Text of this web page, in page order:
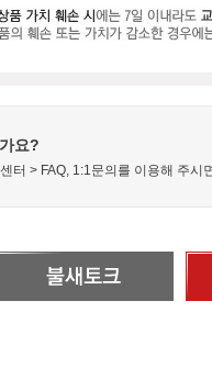
요?
터 > FAQ, 1:1문의를 이용해 주시